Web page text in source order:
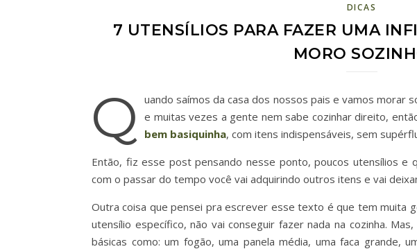
DICAS
7 UTENSÍLIOS PARA FAZER UMA
MORO
Q
uando saímos da casa dos nossos pais e vamos morar
e muitas vezes a gente nem sabe cozinhar direito,
bem basiquinha, com itens indispensáveis, sem
Então, fiz esse post pensando nesse ponto, poucos utensílios e
com o passar do tempo você vai adquirindo outros itens e vai
Outra coisa que pensei pra escrever esse texto é que tem muita
utensílio específico, não vai conseguir fazer nada na cozinha.
básicas como: um fogão, uma panela média, uma faca grande,